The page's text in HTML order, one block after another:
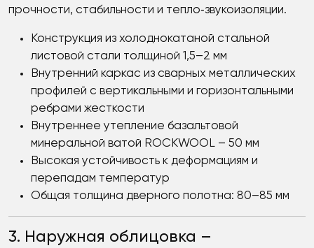
прочности, стабильности и тепло‑звукоизоляции.
Конструкция из холоднокатаной стальной
листовой стали толщиной 1,5–2 мм
Внутренний каркас из сварных металлических
профилей с вертикальными и горизонтальными
ребрами жесткости
Внутреннее утепление базальтовой
минеральной ватой ROCKWOOL – 50 мм
Высокая устойчивость к деформациям и
перепадам температур
Общая толщина дверного полотна: 80–85 мм
3. Наружная облицовка –